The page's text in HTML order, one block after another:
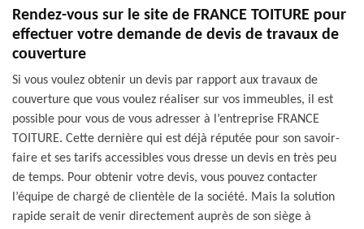
Rendez-vous sur le site de FRANCE TOITURE pour
effectuer votre demande de devis de travaux de
couverture
Si vous voulez obtenir un devis par rapport aux travaux de
couverture que vous voulez réaliser sur vos immeubles, il est
possible pour vous de vous adresser à l’entreprise FRANCE
TOITURE. Cette dernière qui est déjà réputée pour son savoir-
faire et ses tarifs accessibles vous dresse un devis en très peu
de temps. Pour obtenir votre devis, vous pouvez contacter
l’équipe de chargé de clientèle de la société. Mais la solution
rapide serait de venir directement auprès de son siège à